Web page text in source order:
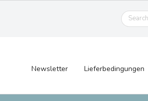
Newsletter Lieferbedingungen